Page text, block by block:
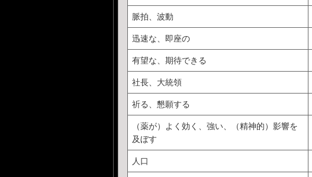
脈拍、波動
迅速な、即座の
有望な、期待できる
社長、大統領
祈る、懇願する
（薬が）よく効く、強い、（精神的）影響を
及ぼす
人口